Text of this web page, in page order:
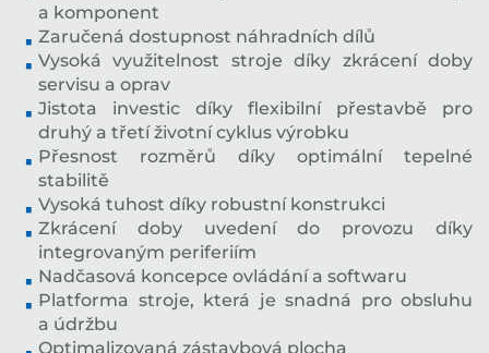
a komponent
Zaručená dostupnost náhradních dílů
Vysoká využitelnost stroje díky zkrácení doby
servisu a oprav
Jistota investic díky flexibilní přestavbě pro
druhý a třetí životní cyklus výrobku
Přesnost rozměrů díky optimální tepelné
stabilitě
Vysoká tuhost díky robustní konstrukci
Zkrácení doby uvedení do provozu díky
integrovaným periferiím
Nadčasová koncepce ovládání a softwaru
Platforma stroje, která je snadná pro obsluhu
a údržbu
Optimalizovaná zástavbová plocha